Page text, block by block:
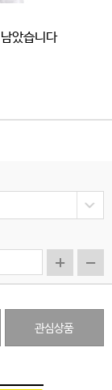
남았습니다
관심상품